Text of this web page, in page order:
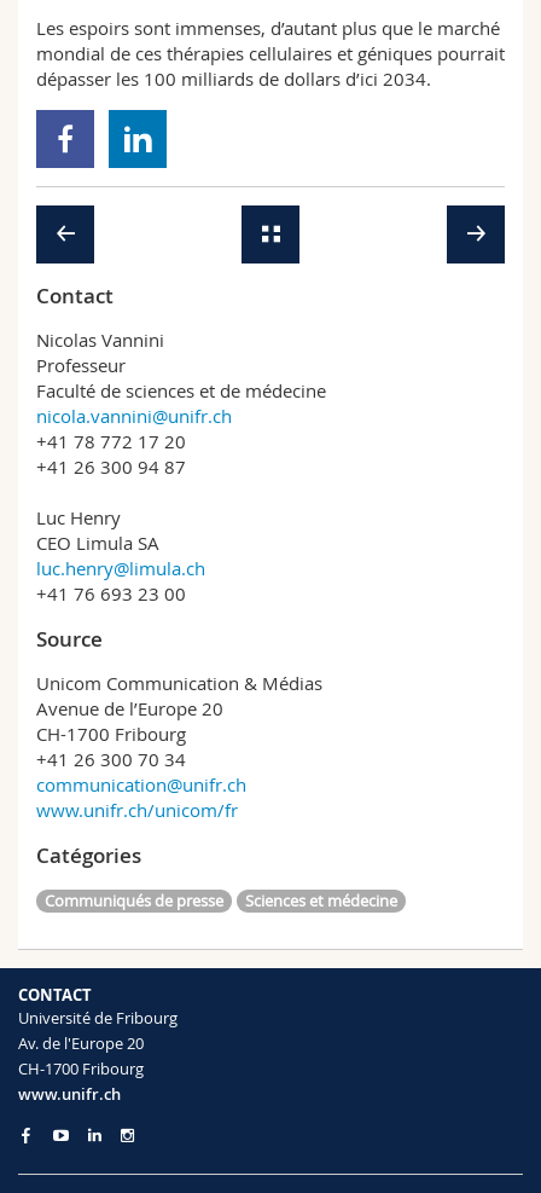
Les espoirs sont immenses, d’autant plus que le marché
mondial de ces thérapies cellulaires et géniques pourrait
dépasser les 100 milliards de dollars d’ici 2034.
Contact
Nicolas Vannini
Professeur
Faculté de sciences et de médecine
nicola.vannini@unifr.ch
+41 78 772 17 20
+41 26 300 94 87
Luc Henry
CEO Limula SA
luc.henry@limula.ch
+41 76 693 23 00
Source
Unicom Communication & Médias
Avenue de l’Europe 20
CH-1700 Fribourg
+41 26 300 70 34
communication@unifr.ch
www.unifr.ch/unicom/fr
Catégories
Communiqués de presse Sciences et médecine
CONTACT
Université de Fribourg
Av. de l'Europe 20
CH-1700 Fribourg
www.unifr.ch